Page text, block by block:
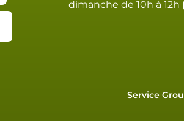
dimanche de 10h à 12h
Service